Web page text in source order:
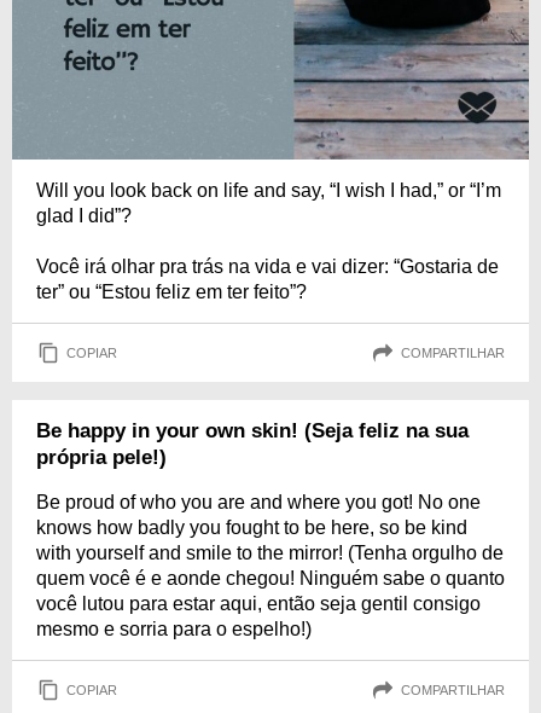
Will you look back on life and say, “I wish I had,” or “I’m
glad I did”?
Você irá olhar pra trás na vida e vai dizer: “Gostaria de
ter” ou “Estou feliz em ter feito”?
COPIAR COMPARTILHAR
Be happy in your own skin! (Seja feliz na sua
própria pele!)
Be proud of who you are and where you got! No one
knows how badly you fought to be here, so be kind
with yourself and smile to the mirror! (Tenha orgulho de
quem você é e aonde chegou! Ninguém sabe o quanto
você lutou para estar aqui, então seja gentil consigo
mesmo e sorria para o espelho!)
COPIAR COMPARTILHAR